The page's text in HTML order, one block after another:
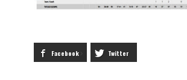
Facebook Twitter